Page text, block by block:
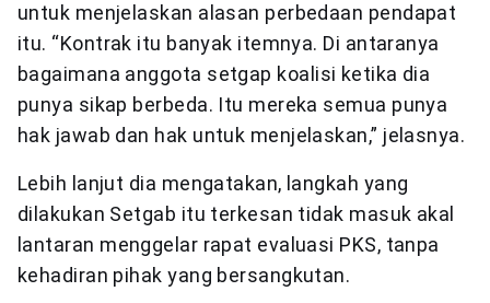
untuk menjelaskan alasan perbedaan pendapat
itu. “Kontrak itu banyak itemnya. Di antaranya
bagaimana anggota setgap koalisi ketika dia
punya sikap berbeda. Itu mereka semua punya
hak jawab dan hak untuk menjelaskan,” jelasnya.
Lebih lanjut dia mengatakan, langkah yang
dilakukan Setgab itu terkesan tidak masuk akal
lantaran menggelar rapat evaluasi PKS, tanpa
kehadiran pihak yang bersangkutan.